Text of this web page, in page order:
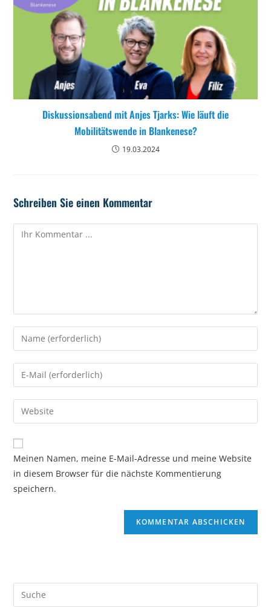
Diskussionsabend mit Anjes Tjarks: Wie läuft die
Mobilitätswende in Blankenese?
19.03.2024
Schreiben Sie einen Kommentar
Kommentieren
Geben
Sie
Ihren
Namen
Benutzernamen
zum
Kommentieren
ein
Geben
Sie
Ihre
Adresse
zum
Kommentieren
ein
Geben
Sie
Ihre
Website-
(optional)
Meinen Namen, meine E-Mail-Adresse und meine Website
in diesem Browser für die nächste Kommentierung
speichern.